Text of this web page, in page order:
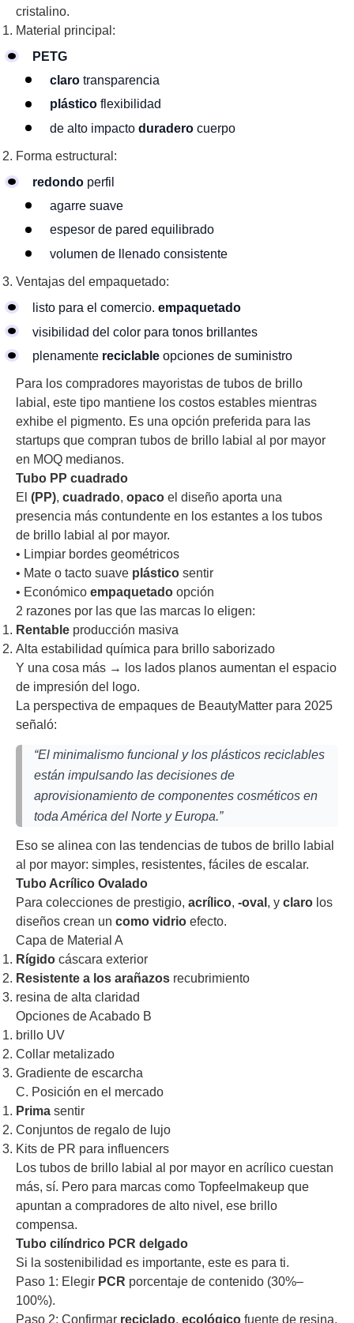
cristalino.
Material principal:
PETG
claro transparencia
plástico flexibilidad
de alto impacto duradero cuerpo
Forma estructural:
redondo perfil
agarre suave
espesor de pared equilibrado
volumen de llenado consistente
Ventajas del empaquetado:
listo para el comercio. empaquetado
visibilidad del color para tonos brillantes
plenamente reciclable opciones de suministro
Para los compradores mayoristas de tubos de brillo
labial, este tipo mantiene los costos estables mientras
exhibe el pigmento. Es una opción preferida para las
startups que compran tubos de brillo labial al por mayor
en MOQ medianos.
Tubo PP cuadrado
El (PP), cuadrado, opaco el diseño aporta una
presencia más contundente en los estantes a los tubos
de brillo labial al por mayor.
• Limpiar bordes geométricos
• Mate o tacto suave plástico sentir
• Económico empaquetado opción
2 razones por las que las marcas lo eligen:
Rentable producción masiva
Alta estabilidad química para brillo saborizado
Y una cosa más → los lados planos aumentan el espacio
de impresión del logo.
La perspectiva de empaques de BeautyMatter para 2025
señaló:
“El minimalismo funcional y los plásticos reciclables
están impulsando las decisiones de
aprovisionamiento de componentes cosméticos en
toda América del Norte y Europa.”
Eso se alinea con las tendencias de tubos de brillo labial
al por mayor: simples, resistentes, fáciles de escalar.
Tubo Acrílico Ovalado
Para colecciones de prestigio, acrílico, -oval , y claro los
diseños crean un como vidrio efecto.
Capa de Material A
Rígido cáscara exterior
Resistente a los arañazos recubrimiento
resina de alta claridad
Opciones de Acabado B
brillo UV
Collar metalizado
Gradiente de escarcha
C. Posición en el mercado
Prima sentir
Conjuntos de regalo de lujo
Kits de PR para influencers
Los tubos de brillo labial al por mayor en acrílico cuestan
más, sí. Pero para marcas como Topfeelmakeup que
apuntan a compradores de alto nivel, ese brillo
compensa.
Tubo cilíndrico PCR delgado
Si la sostenibilidad es importante, este es para ti.
Paso 1: Elegir PCR porcentaje de contenido (30%–
100%).
Paso 2: Confirmar reciclado, ecológico fuente de resina.